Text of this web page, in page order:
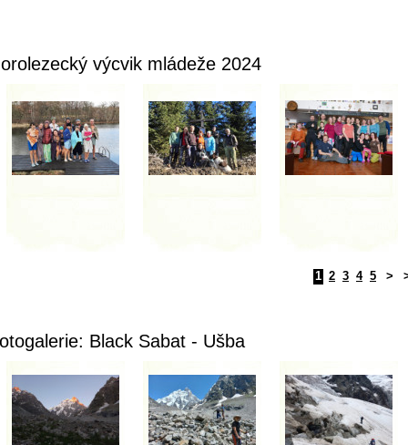
výcvik mládeže 2024
1 2 3 4 5 >
Black Sabat - Ušba